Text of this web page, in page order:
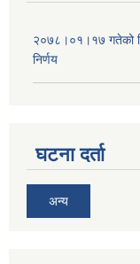
२०७८।०१।१७ गतेको
निर्णय
घटना दर्ता
अन्य